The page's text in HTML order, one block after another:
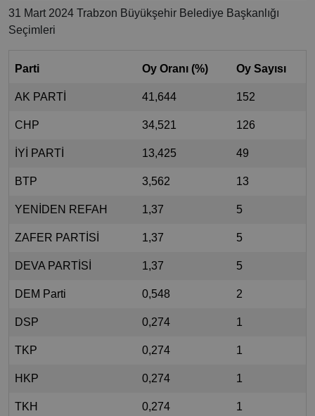
31 Mart 2024 Trabzon Büyükşehir Belediye Başkanlığı
Seçimleri
Parti Oy Oranı (%) Oy Sayısı
AK PARTİ 41,644 152
CHP 34,521 126
İYİ PARTİ 13,425 49
BTP 3,562 13
YENİDEN REFAH 1,37 5
ZAFER PARTİSİ 1,37 5
DEVA PARTİSİ 1,37 5
DEM Parti 0,548 2
DSP 0,274 1
TKP 0,274 1
HKP 0,274 1
TKH 0,274 1